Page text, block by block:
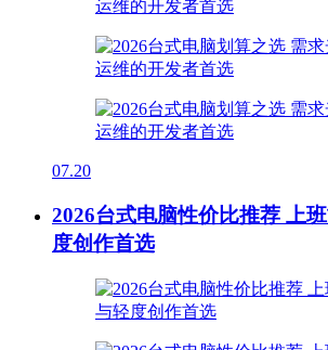
07.20
2026台式电脑性价比推荐 上
度创作首选